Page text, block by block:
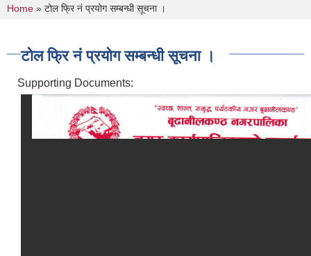
You are here
Home » टोल फ्रि नं प्रयोग सम्बन्धी सूचना ।
टोल फ्रि नं प्रयोग सम्बन्धी सूचना ।
Supporting Documents: